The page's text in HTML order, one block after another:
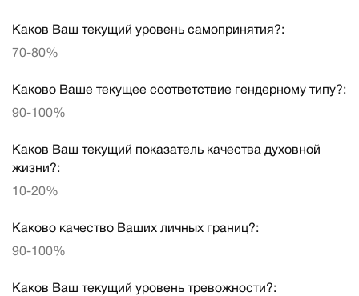
Каков Ваш текущий уровень самопринятия?:
70-80%
Каково Ваше текущее соответствие гендерному типу?:
90-100%
Каков Ваш текущий показатель качества духовной
жизни?:
10-20%
Каково качество Ваших личных границ?:
90-100%
Каков Ваш текущий уровень тревожности?: